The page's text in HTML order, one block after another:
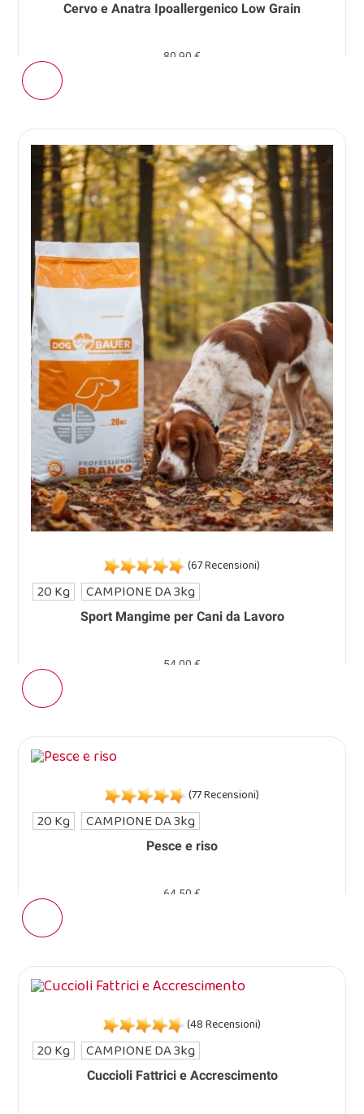
Cervo e Anatra Ipoallergenico Low Grain
80,90 €
Sport Mangime per Cani da Lavoro
(67 Recensioni)
54,00 €
20 Kg CAMPIONE DA 3kg
Pesce e riso
(77 Recensioni)
64,50 €
20 Kg CAMPIONE DA 3kg
Cuccioli Fattrici e Accrescimento
(48 Recensioni)
20 Kg CAMPIONE DA 3kg